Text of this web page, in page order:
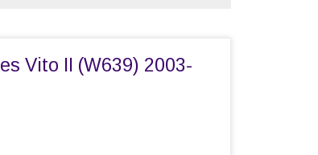
Vito II (W639) 2003-